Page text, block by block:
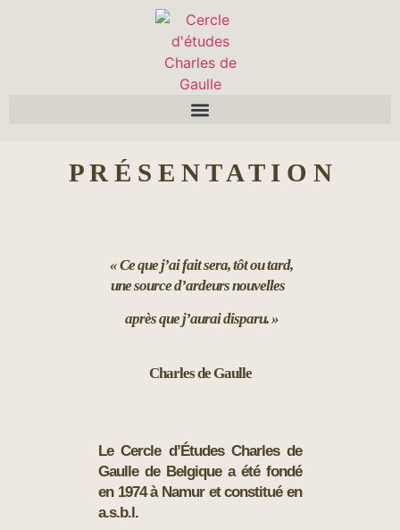
P R É S E N T A T I O N
« Ce que j’ai fait sera, tôt ou tard,
une source d’ardeurs nouvelles
après que j’aurai disparu. »
Charles de Gaulle
Le Cercle d’Études Charles de
Gaulle de Belgique a été fondé
en 1974 à Namur et constitué en
a.s.b.l.